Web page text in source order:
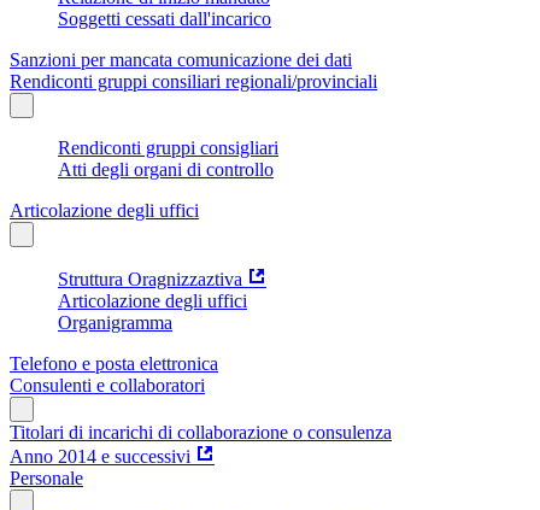
Soggetti cessati dall'incarico
Sanzioni per mancata comunicazione dei dati
Rendiconti gruppi consiliari regionali/provinciali
Rendiconti gruppi consigliari
Atti degli organi di controllo
Articolazione degli uffici
Struttura Oragnizzaztiva
Articolazione degli uffici
Organigramma
Telefono e posta elettronica
Consulenti e collaboratori
Titolari di incarichi di collaborazione o consulenza
Anno 2014 e successivi
Personale